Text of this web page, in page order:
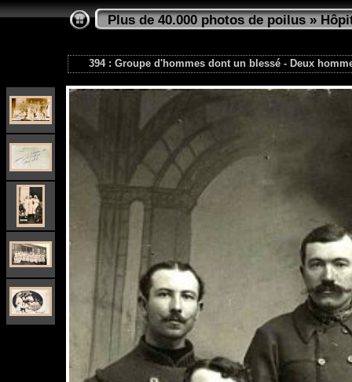
Plus de 40.000 photos de poilus»
394 : Groupe d'hommes dont un blessé - Deux